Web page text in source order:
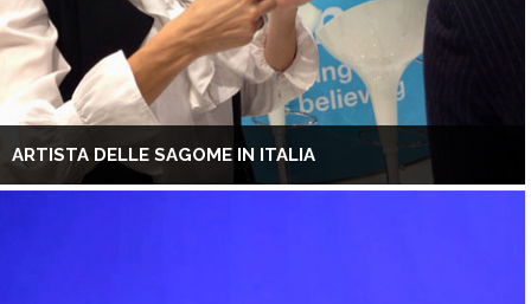
ARTISTA DELLE SAGOME IN ITALIA